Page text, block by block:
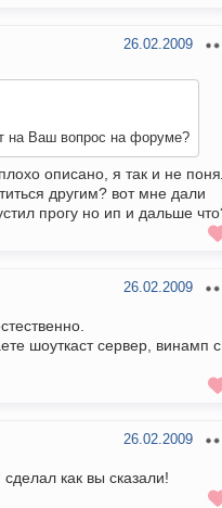
26.02.2009
на Ваш вопрос на форуме?
описано, я так и не
другим? вот мне дали
прогу но ип и дальше
26.02.2009
шоуткаст сервер, винамп с
26.02.2009
как вы сказали!